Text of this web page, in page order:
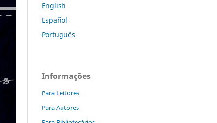
English
Español
Português
Informações
Para Leitores
Para Autores